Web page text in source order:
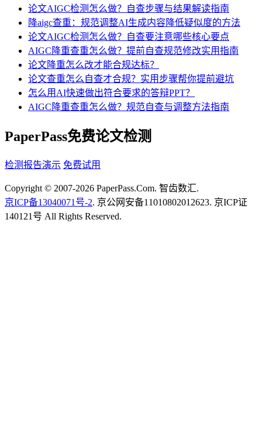
论文AIGC检测怎么做？自查步骤与结果解读指南
降aigc查重：规范调整AI生成内容降低疑似度的方法
论文AIGC检测怎么做？自查要注意哪些核心要点
AIGC降重查重怎么做？提前自查规范修改实用指南
论文降重怎么改才能合规达标？
论文查重怎么自查才合规？实用步骤帮你提前避坑
怎么用AI快速做出符合要求的答辩PPT？
AIGC降重查重怎么做？规范自查与调整方法指南
PaperPass免费论文检测
检测报告演示 免费试用
Copyright © 2007-2026 PaperPass.Com. 智齿数汇.
京ICP备13040071号-2. 京公网安备11010802012623. 京ICP证
140121号 All Rights Reserved.